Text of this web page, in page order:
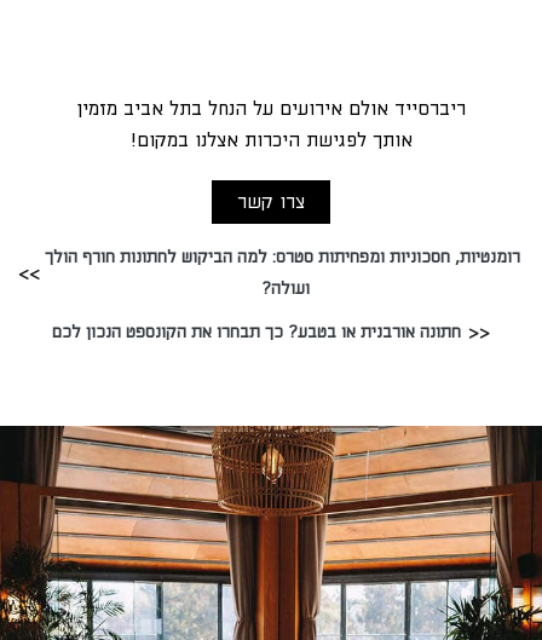
ריברסייד אולם אירועים על הנחל בתל אביב מזמין
אותך לפגישת היכרות אצלנו במקום!
צרו קשר
רומנטיות, חסכוניות ומפחיתות סטרס: למה הביקוש לחתונות חורף הולך
ועולה?
חתונה אורבנית או בטבע? כך תבחרו את הקונספט הנכון לכם